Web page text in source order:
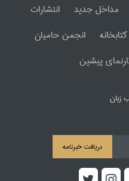
مداخل جدید
انتشارات
انجمن حامیان
پیشین
زبان
دریافت خبرنامه